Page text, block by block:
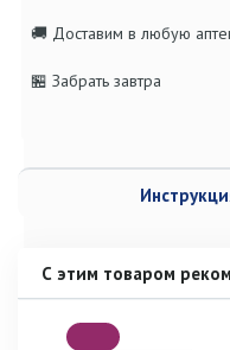
🚚 Доставим в любую
🏪 Забрать завтра
С этим товаром